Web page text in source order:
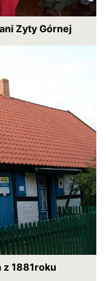
Zyty Górnej
z 1881roku